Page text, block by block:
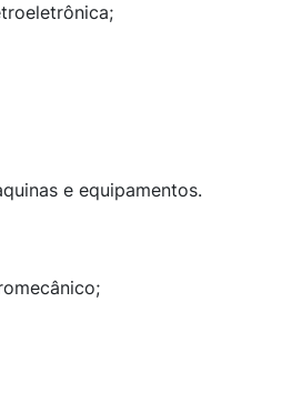
e equipamentos.